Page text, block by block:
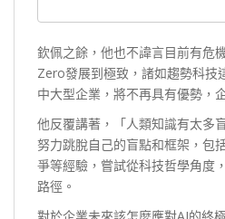
欽佩之餘，他也不諱言目前有危
Zero發展到極致，諸如趨勢科技
中大型企業，將不再具有優勢，
他反覆講著，「人類知識有太多
努力跳脫自己的盲點和框架，包
爭等經驗，嘗試從科技哲學角度
路徑。